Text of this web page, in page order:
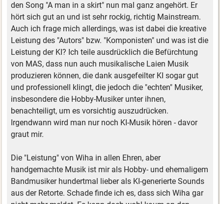
den Song "A man in a skirt" nun mal ganz angehört. Er
hört sich gut an und ist sehr rockig, richtig Mainstream.
Auch ich frage mich allerdings, was ist dabei die kreative
Leistung des "Autors" bzw. "Komponisten" und was ist die
Leistung der KI? Ich teile ausdrücklich die Befürchtung
von MAS, dass nun auch musikalische Laien Musik
produzieren können, die dank ausgefeilter KI sogar gut
und professionell klingt, die jedoch die "echten" Musiker,
insbesondere die Hobby-Musiker unter ihnen,
benachteiligt, um es vorsichtig auszudrücken.
Irgendwann wird man nur noch KI-Musik hören - davor
graut mir.
Die "Leistung" von Wiha in allen Ehren, aber
handgemachte Musik ist mir als Hobby- und ehemaligem
Bandmusiker hundertmal lieber als KI-generierte Sounds
aus der Retorte. Schade finde ich es, dass sich Wiha gar